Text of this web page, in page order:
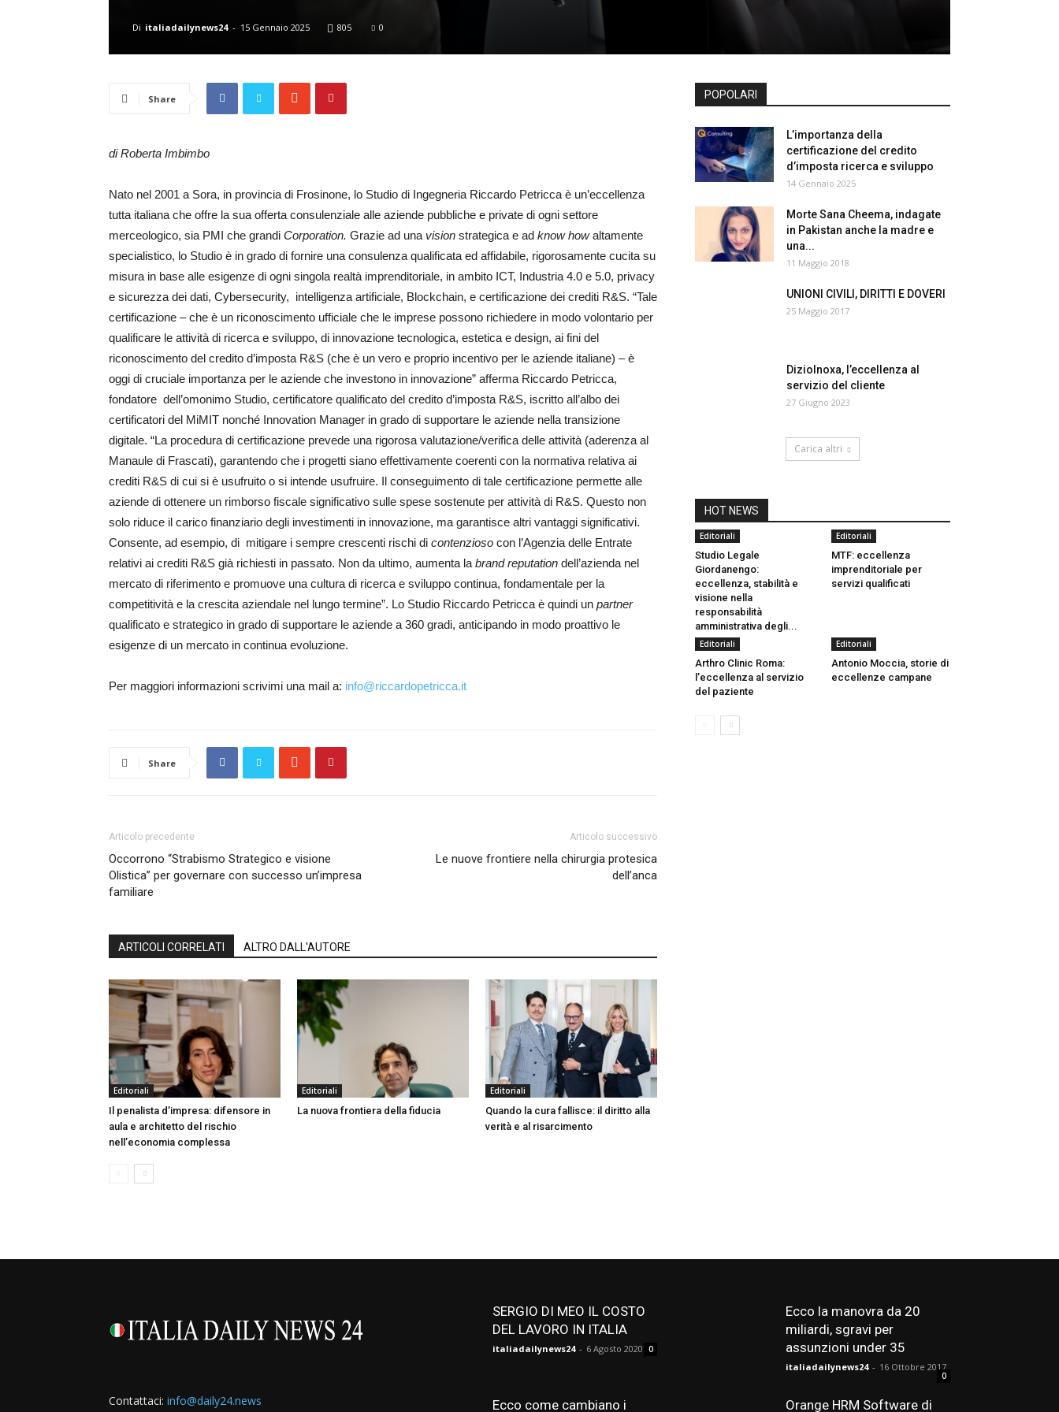
Di italiadailynews24 - 15 Gennaio 2025 805 0
Share
di Roberta Imbimbo
Nato nel 2001 a Sora, in provincia di Frosinone, lo Studio di Ingegneria Riccardo Petricca è un’eccellenza
tutta italiana che offre la sua offerta consulenziale alle aziende pubbliche e private di ogni settore
merceologico, sia PMI che grandi Corporation. Grazie ad una vision strategica e ad know howaltamente
specialistico, lo Studio è in grado di fornire una consulenza qualificata ed affidabile, rigorosamente cucita su
misura in base alle esigenze di ogni singola realtà imprenditoriale, in ambito ICT, Industria 4.0 e 5.0, privacy
e sicurezza dei dati, Cybersecurity, intelligenza artificiale, Blockchain, e certificazione dei crediti R&S. “Tale
certificazione – che è un riconoscimento ufficiale che le imprese possono richiedere in modo volontario per
qualificare le attività di ricerca e sviluppo, di innovazione tecnologica, estetica e design, ai fini del
riconoscimento del credito d’imposta R&S (che è un vero e proprio incentivo per le aziende italiane) – è
oggi di cruciale importanza per le aziende che investono in innovazione” afferma Riccardo Petricca,
fondatore dell’omonimo Studio, certificatore qualificato del credito d’imposta R&S, iscritto all’albo dei
certificatori del MiMIT nonché Innovation Manager in grado di supportare le aziende nella transizione
digitale. “La procedura di certificazione prevede una rigorosa valutazione/verifica delle attività (aderenza al
Manaule di Frascati), garantendo che i progetti siano effettivamente coerenti con la normativa relativa ai
crediti R&S di cui si è usufruito o si intende usufruire. Il conseguimento di tale certificazione permette alle
aziende di ottenere un rimborso fiscale significativo sulle spese sostenute per attività di R&S. Questo non
solo riduce il carico finanziario degli investimenti in innovazione, ma garantisce altri vantaggi significativi.
Consente, ad esempio, di mitigare i sempre crescenti rischi di contenzioso con l’Agenzia delle Entrate
relativi ai crediti R&S già richiesti in passato. Non da ultimo, aumenta la brand reputation dell’azienda nel
mercato di riferimento e promuove una cultura di ricerca e sviluppo continua, fondamentale per la
competitività e la crescita aziendale nel lungo termine”. Lo Studio Riccardo Petricca è quindi un partner
qualificato e strategico in grado di supportare le aziende a 360 gradi, anticipando in modo proattivo le
esigenze di un mercato in continua evoluzione.
Per maggiori informazioni scrivimi una mail a: info@riccardopetricca.it
Share
Articolo precedente
Occorrono “Strabismo Strategico e visione
Olistica” per governare con successo un’impresa
familiare
Articolo successivo
Le nuove frontiere nella chirurgia protesica
dell’anca
ARTICOLI CORRELATI ALTRO DALL'AUTORE
Editoriali
Il penalista d’impresa: difensore in
aula e architetto del rischio
nell’economia complessa
Editoriali
La nuova frontiera della fiducia
Editoriali
Quando la cura fallisce: il diritto alla
verità e al risarcimento
POPOLARI
L’importanza della
certificazione del credito
d’imposta ricerca e sviluppo
14 Gennaio 2025
Morte Sana Cheema, indagate
in Pakistan anche la madre e
una...
11 Maggio 2018
UNIONI CIVILI, DIRITTI E DOVERI
25 Maggio 2017
DizioInoxa, l’eccellenza al
servizio del cliente
27 Giugno 2023
Carica altri
HOT NEWS
Editoriali
Studio Legale
Giordanengo:
eccellenza, stabilità e
visione nella
responsabilità
amministrativa degli...
Editoriali
MTF: eccellenza
imprenditoriale per
servizi qualificati
Editoriali
Arthro Clinic Roma:
l’eccellenza al servizio
del paziente
Editoriali
Antonio Moccia, storie di
eccellenze campane
Contattaci: info@daily24.news
SERGIO DI MEO IL COSTO
DEL LAVORO IN ITALIA
italiadailynews24 - 6 Agosto 2020 0
Ecco come cambiano i
Ecco la manovra da 20
miliardi, sgravi per
assunzioni under 35
italiadailynews24 - 16 Ottobre 2017
0
Orange HRM Software di